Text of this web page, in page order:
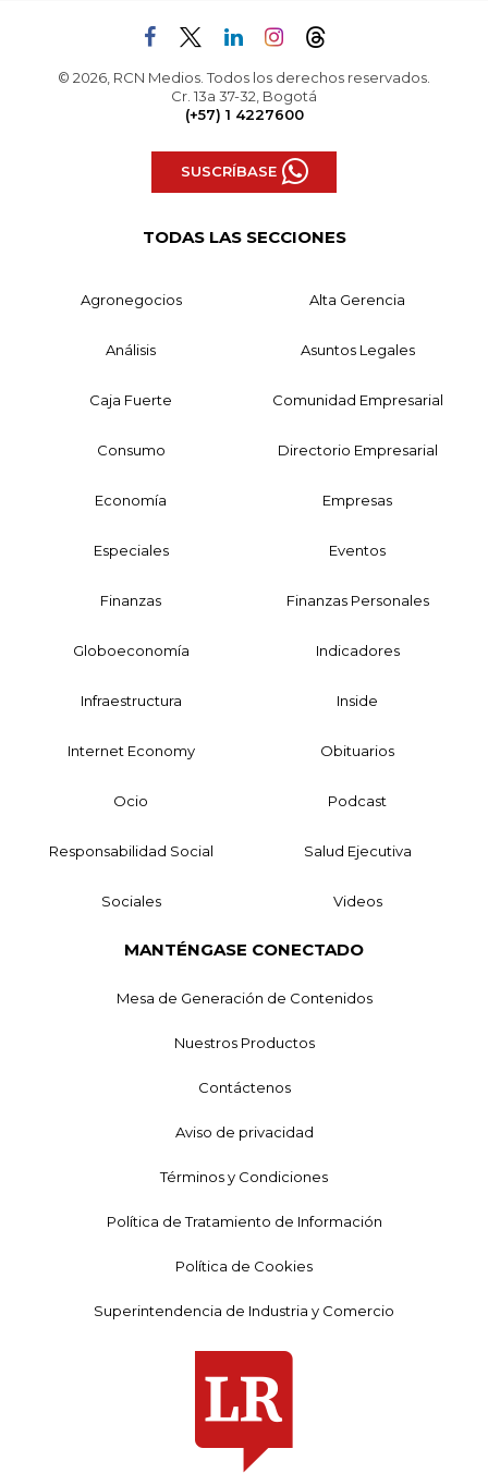
© 2026, RCN Medios. Todos los derechos reservados.
Cr. 13a 37-32, Bogotá
(+57) 1 4227600
SUSCRÍBASE
TODAS LAS SECCIONES
Agronegocios Alta Gerencia
Análisis Asuntos Legales
Caja Fuerte Comunidad Empresarial
Consumo Directorio Empresarial
Economía Empresas
Especiales Eventos
Finanzas Finanzas Personales
Globoeconomía Indicadores
Infraestructura Inside
Internet Economy Obituarios
Ocio Podcast
Responsabilidad Social Salud Ejecutiva
Sociales Videos
MANTÉNGASE CONECTADO
Mesa de Generación de Contenidos
Nuestros Productos
Contáctenos
Aviso de privacidad
Términos y Condiciones
Política de Tratamiento de Información
Política de Cookies
Superintendencia de Industria y Comercio